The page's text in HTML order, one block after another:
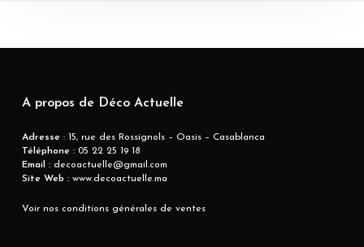
A propos de Déco Actuelle
Adresse : 15, rue des Rossignols – Oasis – Casablanca
Téléphone :05 22 25 19 18
Email :decoactuelle@gmail.com
Site Web :www.decoactuelle.ma
Voir nos conditions générales de ventes